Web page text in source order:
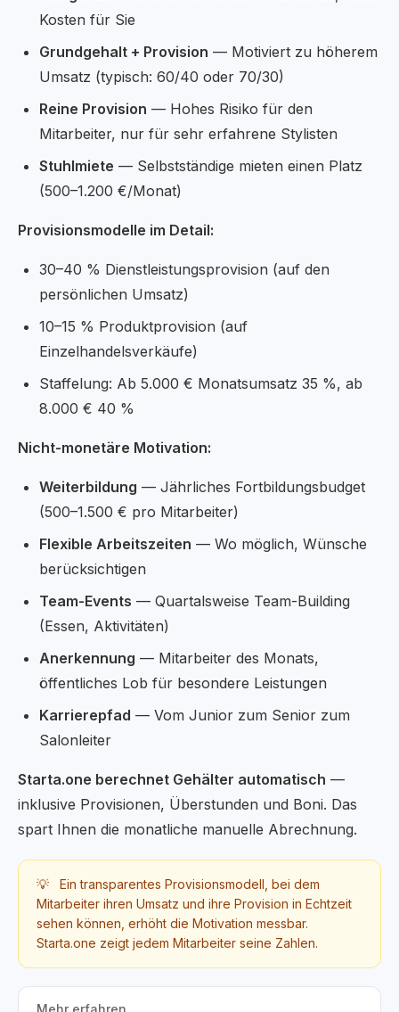
Kosten für Sie
Grundgehalt + Provision — Motiviert zu höherem
Umsatz (typisch: 60/40 oder 70/30)
Reine Provision — Hohes Risiko für den
Mitarbeiter, nur für sehr erfahrene Stylisten
Stuhlmiete — Selbstständige mieten einen Platz
(500–1.200 €/Monat)
Provisionsmodelle im Detail:
30–40 % Dienstleistungsprovision (auf den
persönlichen Umsatz)
10–15 % Produktprovision (auf
Einzelhandelsverkäufe)
Staffelung: Ab 5.000 € Monatsumsatz 35 %, ab
8.000 € 40 %
Nicht-monetäre Motivation:
Weiterbildung — Jährliches Fortbildungsbudget
(500–1.500 € pro Mitarbeiter)
Flexible Arbeitszeiten — Wo möglich, Wünsche
berücksichtigen
Team-Events — Quartalsweise Team-Building
(Essen, Aktivitäten)
Anerkennung — Mitarbeiter des Monats,
öffentliches Lob für besondere Leistungen
Karrierepfad — Vom Junior zum Senior zum
Salonleiter
Starta.one berechnet Gehälter automatisch —
inklusive Provisionen, Überstunden und Boni. Das
spart Ihnen die monatliche manuelle Abrechnung.
💡
Ein transparentes Provisionsmodell, bei dem
Mitarbeiter ihren Umsatz und ihre Provision in Echtzeit
sehen können, erhöht die Motivation messbar.
Starta.one zeigt jedem Mitarbeiter seine Zahlen.
Mehr erfahren